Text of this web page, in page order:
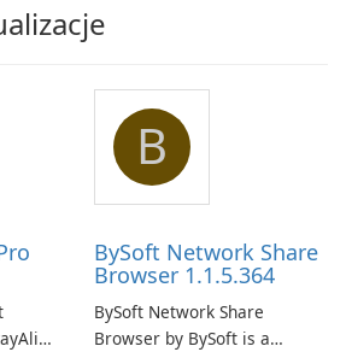
B
BySoft Network Share
Browser 1.1.5.364
BySoft Network Share
Browser by BySoft is a